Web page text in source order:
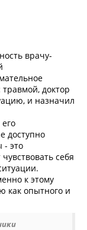
врачу-
доктор
и назначил
доступно
- это
себя
к этому
как опытного и